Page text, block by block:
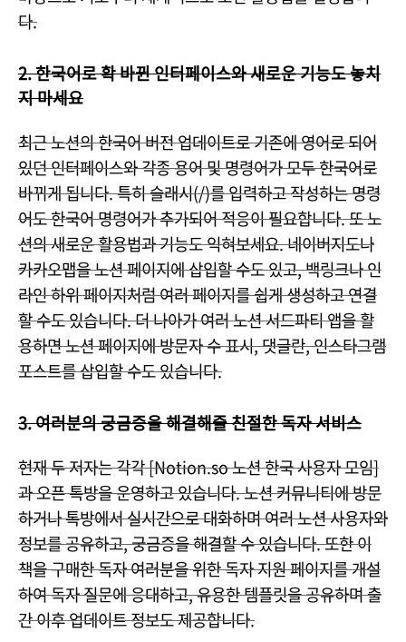
다.
2. 한국어로 확 바뀐 인터페이스와 새로운 기능도 놓치
지 마세요
최근 노션의 한국어 버전 업데이트로 기존에 영어로 되어
있던 인터페이스와 각종 용어 및 명령어가 모두 한국어로
바뀌게 됩니다. 특히 슬래시(/)를 입력하고 작성하는 명령
어도 한국어 명령어가 추가되어 적응이 필요합니다. 또 노
션의 새로운 활용법과 기능도 익혀보세요. 네이버지도나
카카오맵을 노션 페이지에 삽입할 수도 있고, 백링크나 인
라인 하위 페이지처럼 여러 페이지를 쉽게 생성하고 연결
할 수도 있습니다. 더 나아가 여러 노션 서드파티 앱을 활
용하면 노션 페이지에 방문자 수 표시, 댓글란, 인스타그램
포스트를 삽입할 수도 있습니다.
3. 여러분의 궁금증을 해결해줄 친절한 독자 서비스
현재 두 저자는 각각 [Notion.so 노션 한국 사용자 모임]
과 오픈 톡방을 운영하고 있습니다. 노션 커뮤니티에 방문
하거나 톡방에서 실시간으로 대화하며 여러 노션 사용자와
정보를 공유하고, 궁금증을 해결할 수 있습니다. 또한 이
책을 구매한 독자 여러분을 위한 독자 지원 페이지를 개설
하여 독자 질문에 응대하고, 유용한 템플릿을 공유하며 출
간 이후 업데이트 정보도 제공합니다.